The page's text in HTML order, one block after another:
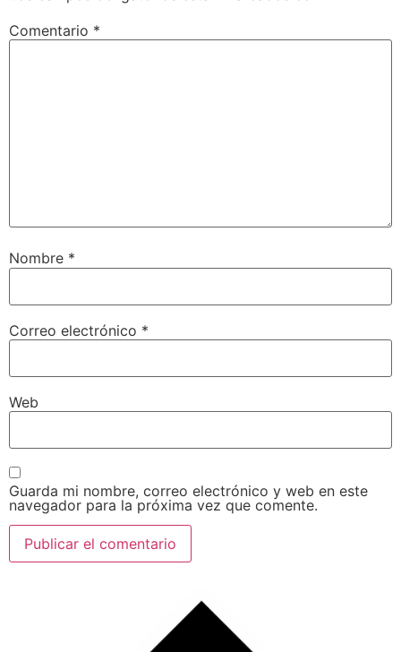
Comentario *
Nombre *
Correo electrónico *
Web
Guarda mi nombre, correo electrónico y web en este
navegador para la próxima vez que comente.